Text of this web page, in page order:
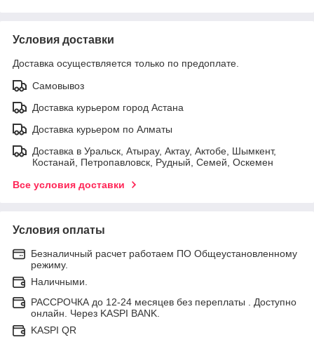
Условия доставки
Доставка осуществляется только по предоплате.
Самовывоз
Доставка курьером город Астана
Доставка курьером по Алматы
Доставка в Уральск, Атырау, Актау, Актобе, Шымкент,
Костанай, Петропавловск, Рудный, Семей, Оскемен
Все условия доставки
Условия оплаты
Безналичный расчет работаем ПО Общеустановленному
режиму.
Наличными.
РАССРОЧКА до 12-24 месяцев без переплаты . Доступно
онлайн. Через KASPI BANK.
KASPI QR